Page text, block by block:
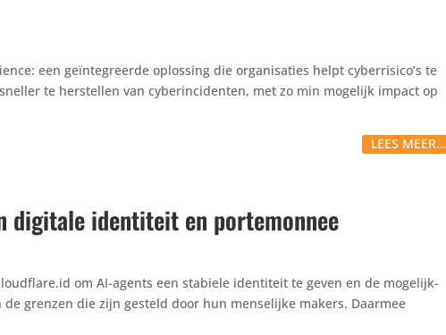
een geïn­te­greerde oplossing die orga­ni­sa­ties helpt cyberrisico’s te
te herstellen van cybe­rin­ci­denten, met zo min mogelijk impact op
LEES MEER…
digitale identiteit en portemonnee
om AI-agents een stabiele iden­ti­teit te geven en de moge­lijk­
grenzen die zijn gesteld door hun mense­lijke makers. Daarmee